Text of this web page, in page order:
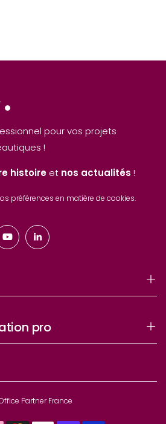
pour vos projets
!
histoire et nos actualités !
préférences en matière de cookies.
pro
Partner France